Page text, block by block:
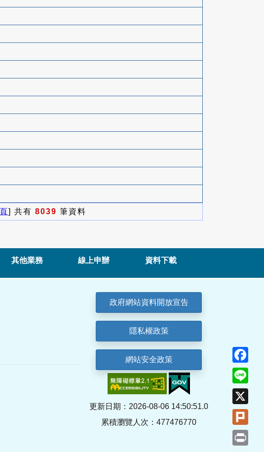
] 共有 8039 筆資料
其他業務 線上申辦 資料下載
政府網站資料開放宣告
隱私權政策
網站安全政策
更新日期：2026-08-06 14:50:51.0
累積瀏覽人次：477476770